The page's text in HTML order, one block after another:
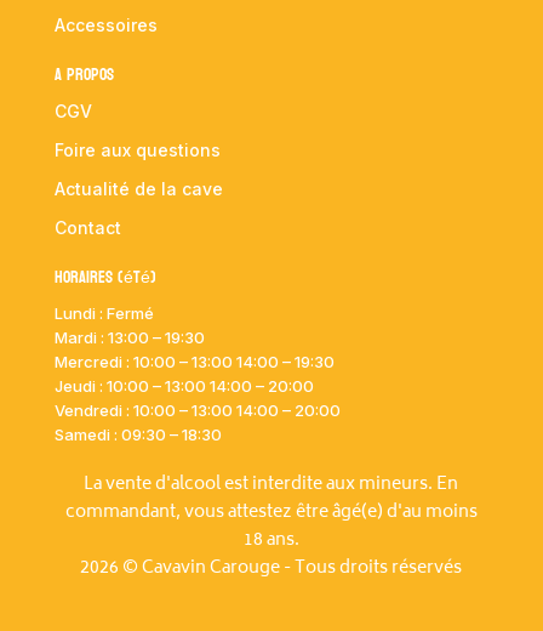
Accessoires
A propos
CGV
Foire aux questions
Actualité de la cave
Contact
Horaires (été)
Lundi : Fermé
Mardi : 13:00 – 19:30
Mercredi : 10:00 – 13:00 14:00 – 19:30
Jeudi : 10:00 – 13:00 14:00 – 20:00
Vendredi : 10:00 – 13:00 14:00 – 20:00
Samedi : 09:30 – 18:30
La vente d'alcool est interdite aux mineurs. En
commandant, vous attestez être âgé(e) d'au moins
18 ans.
2026 © Cavavin Carouge - Tous droits réservés